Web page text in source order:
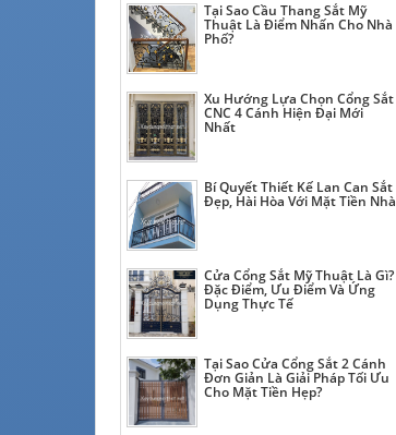
Tại Sao Cầu Thang Sắt Mỹ
Thuật Là Điểm Nhấn Cho Nhà
Phố?
Xu Hướng Lựa Chọn Cổng Sắt
CNC 4 Cánh Hiện Đại Mới
Nhất
Bí Quyết Thiết Kế Lan Can Sắt
Đẹp, Hài Hòa Với Mặt Tiền Nhà
Cửa Cổng Sắt Mỹ Thuật Là Gì?
Đặc Điểm, Ưu Điểm Và Ứng
Dụng Thực Tế
Tại Sao Cửa Cổng Sắt 2 Cánh
Đơn Giản Là Giải Pháp Tối Ưu
Cho Mặt Tiền Hẹp?